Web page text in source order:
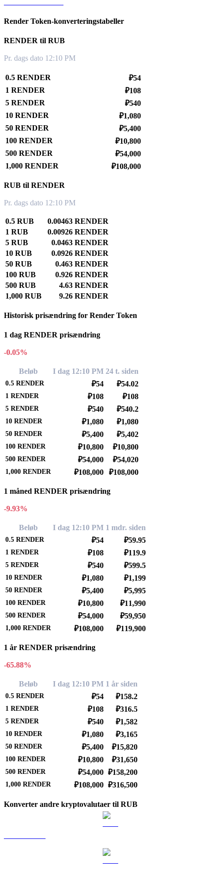
Render Token-konverteringstabeller
RENDER til RUB
Pr. dags dato 12:10 PM
0.5 RENDER
₽54
1 RENDER
₽108
5 RENDER
₽540
10 RENDER
₽1,080
50 RENDER
₽5,400
100 RENDER
₽10,800
500 RENDER
₽54,000
1,000 RENDER
₽108,000
RUB til RENDER
Pr. dags dato 12:10 PM
0.5 RUB
0.00463 RENDER
1 RUB
0.00926 RENDER
5 RUB
0.0463 RENDER
10 RUB
0.0926 RENDER
50 RUB
0.463 RENDER
100 RUB
0.926 RENDER
500 RUB
4.63 RENDER
1,000 RUB
9.26 RENDER
Historisk prisændring for Render Token
1 dag RENDER prisændring
-0.05%
Beløb I dag 12:10 PM 24 t. siden
0.5 RENDER ₽54 ₽54.02
1 RENDER ₽108 ₽108
5 RENDER ₽540 ₽540.2
10 RENDER ₽1,080 ₽1,080
50 RENDER ₽5,400 ₽5,402
100 RENDER ₽10,800 ₽10,800
500 RENDER ₽54,000 ₽54,020
1,000 RENDER ₽108,000 ₽108,000
1 måned RENDER prisændring
-9.93%
Beløb I dag 12:10 PM 1 mdr. siden
0.5 RENDER ₽54 ₽59.95
1 RENDER ₽108 ₽119.9
5 RENDER ₽540 ₽599.5
10 RENDER ₽1,080 ₽1,199
50 RENDER ₽5,400 ₽5,995
100 RENDER ₽10,800 ₽11,990
500 RENDER ₽54,000 ₽59,950
1,000 RENDER ₽108,000 ₽119,900
1 år RENDER prisændring
-65.88%
Beløb I dag 12:10 PM 1 år siden
0.5 RENDER ₽54 ₽158.2
1 RENDER ₽108 ₽316.5
5 RENDER ₽540 ₽1,582
10 RENDER ₽1,080 ₽3,165
50 RENDER ₽5,400 ₽15,820
100 RENDER ₽10,800 ₽31,650
500 RENDER ₽54,000 ₽158,200
1,000 RENDER ₽108,000 ₽316,500
Konverter andre kryptovalutaer til RUB